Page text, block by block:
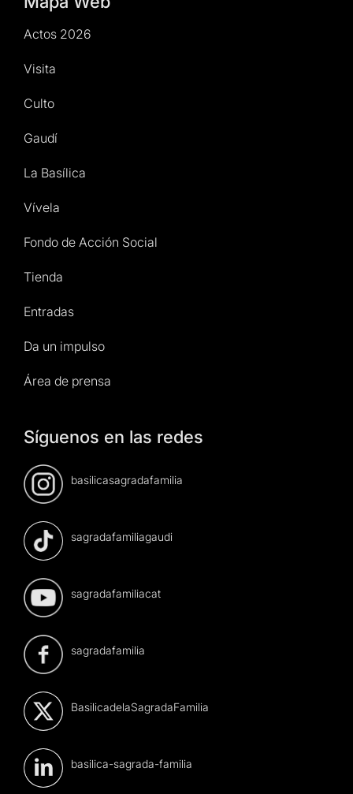
Actos 2026
Visita
Culto
Gaudí
La Basílica
Vívela
Fondo de Acción Social
Tienda
Entradas
Da un impulso
Área de prensa
Síguenos en las redes
basilicasagradafamilia
sagradafamiliagaudi
sagradafamiliacat
sagradafamilia
BasilicadelaSagradaFamilia
basilica-sagrada-familia